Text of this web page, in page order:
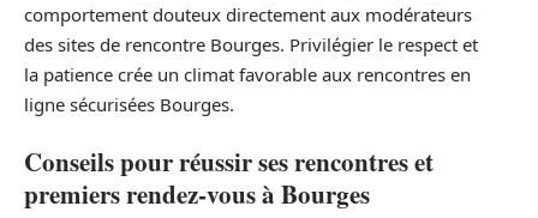
comportement douteux directement aux modérateurs
des sites de rencontre Bourges. Privilégier le respect et
la patience crée un climat favorable aux rencontres en
ligne sécurisées Bourges.
Conseils pour réussir ses rencontres et
premiers rendez-vous à Bourges